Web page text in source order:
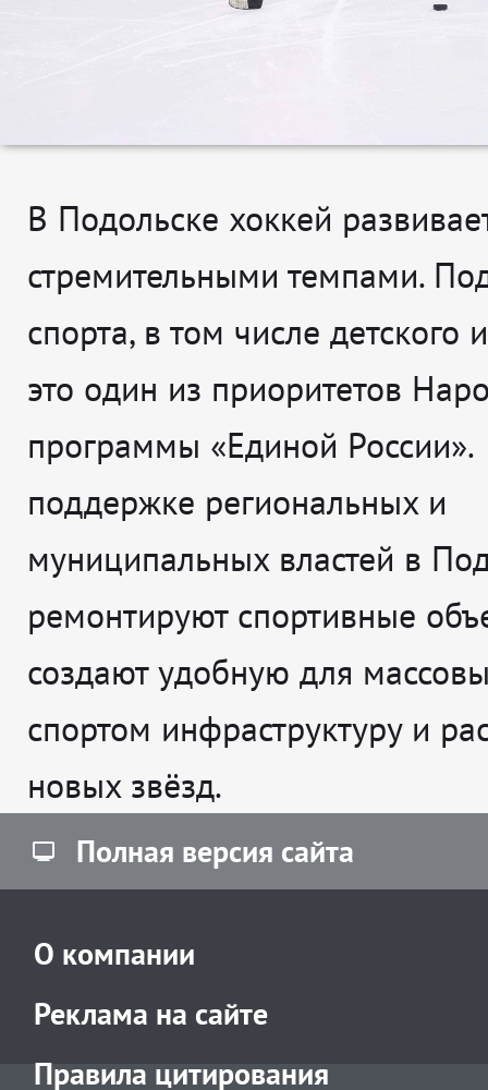
В Подольске хоккей
стремительными темпами.
спорта, в том числе детского
это один из приоритетов
программы «Единой России».
поддержке региональных и
муниципальных властей в
ремонтируют спортивные
создают удобную для
спортом инфраструктуру и
новых звёзд.
Полная версия сайта
О компании
Реклама на сайте
Правила цитирования